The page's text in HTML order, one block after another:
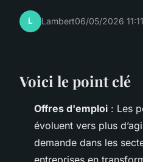
L Lambert06/05/2026 11:11
Voici le point clé
Offres d'emploi : Les
évoluent vers plus
demande dans les
entreprises en